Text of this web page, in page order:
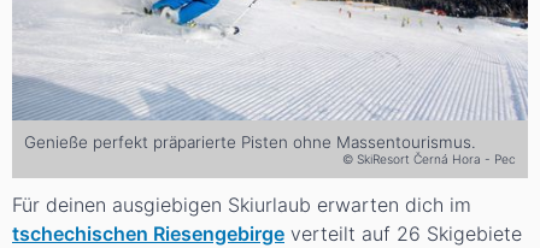
Genieße perfekt präparierte Pisten ohne Massentourismus.
© SkiResort Černá Hora - Pec
Für deinen ausgiebigen Skiurlaub erwarten dich im
tschechischen Riesengebirge verteilt auf 26 Skigebiete